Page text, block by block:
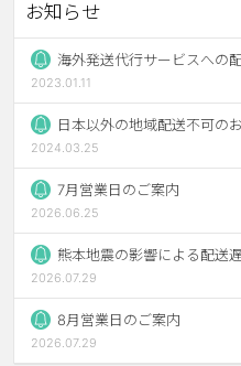
ブラウン
グレー
ブ
ヘーゼル
グ
ブルー
ピ
透明
ハロウィンカラコン
ケア用品
レビュー
お知らせ
海外発送代行サービスへの
2023.01.11
日本以外の地域配送不可の
2024.03.25
7月営業日のご案内
2026.06.25
熊本地震の影響による配送
2026.07.29
8月営業日のご案内
2026.07.29